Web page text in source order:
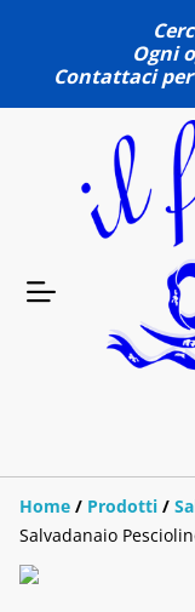
Ogni
Contattaci
Home / Prodotti /
Salvadanaio